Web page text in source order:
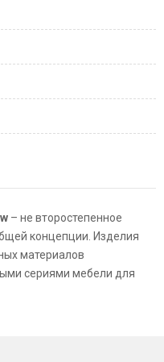
– не второстепенное
концепции. Изделия
материалов
сериями мебели для